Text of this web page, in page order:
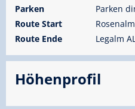
Parken
Parken
Route Start
Route Ende
Legalm
Höhenprofil